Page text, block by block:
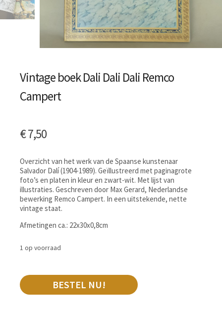
Vintage boek Dali Dali Dali Remco
Campert
€7,50
Overzicht van het werk van de Spaanse kunstenaar
Salvador Dalí (1904-1989). Geïllustreerd met paginagrote
foto’s en platen in kleur en zwart-wit. Met lijst van
illustraties. Geschreven door Max Gerard, Nederlandse
bewerking Remco Campert. In een uitstekende, nette
vintage staat.
Afmetingen ca.: 22x30x0,8cm
1 op voorraad
BESTEL NU!